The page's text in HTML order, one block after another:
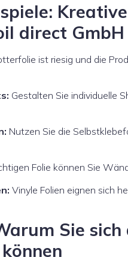
direct GmbH
ist riesig und die
Gestalten Sie individuelle
Nutzen Sie die
Folie können Sie
Vinyle Folien eignen sich
Sie